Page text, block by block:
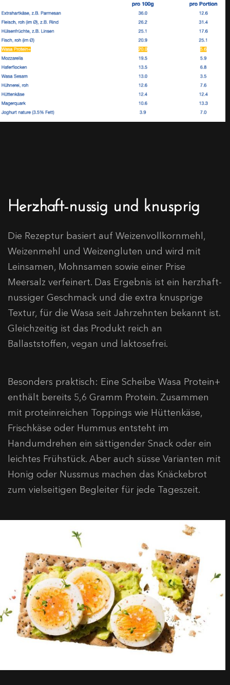
Herzhaft-nussig und knusprig
Die Rezeptur basiert auf Weizenvollkornmehl,
Weizenmehl und Weizengluten und wird mit
Leinsamen, Mohnsamen sowie einer Prise
Meersalz verfeinert. Das Ergebnis ist ein herzhaft-
nussiger Geschmack und die extra knusprige
Textur, für die Wasa seit Jahrzehnten bekannt ist.
Gleichzeitig ist das Produkt reich an
Ballaststoffen, vegan und laktosefrei.
Besonders praktisch: Eine Scheibe Wasa Protein+
enthält bereits 5,6 Gramm Protein. Zusammen
mit proteinreichen Toppings wie Hüttenkäse,
Frischkäse oder Hummus entsteht im
Handumdrehen ein sättigender Snack oder ein
leichtes Frühstück. Aber auch süsse Varianten mit
Honig oder Nussmus machen das Knäckebrot
zum vielseitigen Begleiter für jede Tageszeit.